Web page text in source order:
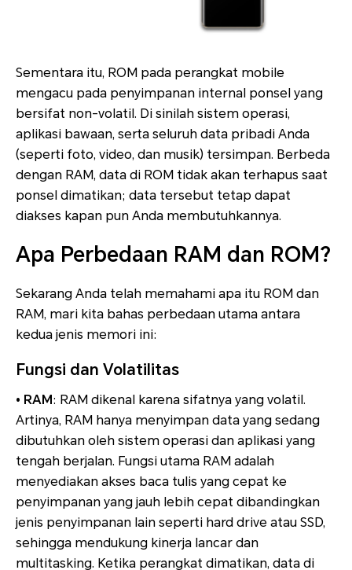
Sementara itu, ROM pada perangkat mobile
mengacu pada penyimpanan internal ponsel yang
bersifat non-volatil. Di sinilah sistem operasi,
aplikasi bawaan, serta seluruh data pribadi Anda
(seperti foto, video, dan musik) tersimpan. Berbeda
dengan RAM, data di ROM tidak akan terhapus saat
ponsel dimatikan; data tersebut tetap dapat
diakses kapan pun Anda membutuhkannya.
Apa Perbedaan RAM dan ROM?
Sekarang Anda telah memahami apa itu ROM dan
RAM, mari kita bahas perbedaan utama antara
kedua jenis memori ini:
Fungsi dan Volatilitas
• RAM: RAM dikenal karena sifatnya yang volatil.
Artinya, RAM hanya menyimpan data yang sedang
dibutuhkan oleh sistem operasi dan aplikasi yang
tengah berjalan. Fungsi utama RAM adalah
menyediakan akses baca tulis yang cepat ke
penyimpanan yang jauh lebih cepat dibandingkan
jenis penyimpanan lain seperti hard drive atau SSD,
sehingga mendukung kinerja lancar dan
multitasking. Ketika perangkat dimatikan, data di